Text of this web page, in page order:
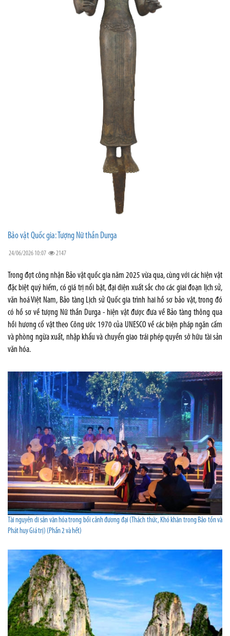
Bảo vật Quốc gia: Tượng Nữ thần Durga
24/06/2026 10:07 2147
Trong đợt công nhận Bảo vật quốc gia năm 2025 vừa qua, cùng với các hiện vật
đặc biệt quý hiếm, có giá trị nổi bật, đại diện xuất sắc cho các giai đoạn lịch sử,
văn hoá Việt Nam, Bảo tàng Lịch sử Quốc gia trình hai hồ sơ bảo vật, trong đó
có hồ sơ về tượng Nữ thần Durga - hiện vật được đưa về Bảo tàng thông qua
hồi hương cổ vật theo Công ước 1970 của UNESCO về các biện pháp ngăn cấm
và phòng ngừa xuất, nhập khẩu và chuyển giao trái phép quyền sở hữu tài sản
văn hóa.
Tài nguyên di sản văn hóa trong bối cảnh đương đại (Thách thức, Khó khăn trong Bảo tồn và
Phát huy Giá trị) (Phần 2 và hết)